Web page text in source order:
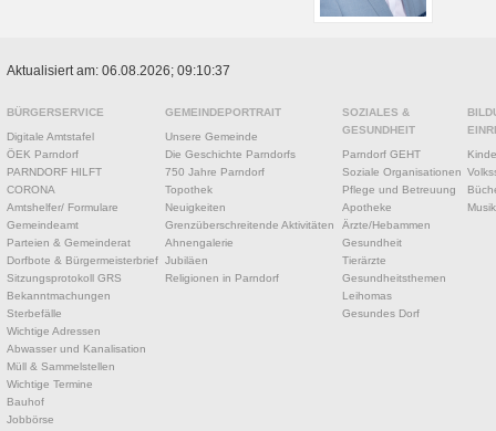
Aktualisiert am: 06.08.2026; 09:10:37
BÜRGERSERVICE
Digitale Amtstafel
ÖEK Parndorf
PARNDORF HILFT
CORONA
Amtshelfer/ Formulare
Gemeindeamt
Parteien & Gemeinderat
Dorfbote & Bürgermeisterbrief
Sitzungsprotokoll GRS
Bekanntmachungen
Sterbefälle
Wichtige Adressen
Abwasser und Kanalisation
Müll & Sammelstellen
Wichtige Termine
Bauhof
Jobbörse
GEMEINDEPORTRAIT
Unsere Gemeinde
Die Geschichte Parndorfs
750 Jahre Parndorf
Topothek
Neuigkeiten
Grenzüberschreitende Aktivitäten
Ahnengalerie
Jubiläen
Religionen in Parndorf
SOZIALES &
GESUNDHEIT
Parndorf GEHT
Soziale Organisationen
Pflege und Betreuung
Apotheke
Ärzte/Hebammen
Gesundheit
Tierärzte
Gesundheitsthemen
Leihomas
Gesundes Dorf